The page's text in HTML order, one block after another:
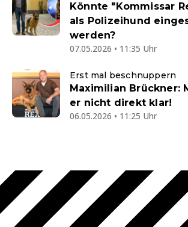
Könnte "Kommissar
als Polizeihund
werden?
07.05.2026 • 11:35 Uhr
Erst mal beschnuppern
Maximilian Brückner:
er nicht direkt klar!
06.05.2026 • 11:25 Uhr